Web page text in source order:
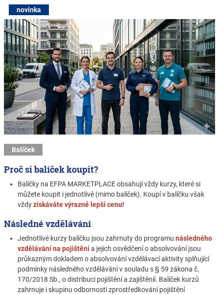
novinka
Balíček
Proč si balíček koupit?
Balíčky na EFPA MARKETPLACE obsahují vždy kurzy, které si
můžete koupit i jednotlivě (mimo balíček). Koupí v balíčku však
vždyzískáváte výrazně lepší cenu!
Následné vzdělávání
Jednotlivé kurzy balíčku jsou zahrnuty do programu následného
vzdělávání na pojištěnía jejich osvědčení o absolvování jsou
průkazným dokladem o absolvování vzdělávací aktivity splňující
podmínky následného vzdělávání v souladu s § 59 zákona č.
170/2018 Sb., o distribuci pojištění a zajištěníí. Balíček kurzů
zahrnuje i skupinu odbornosti zprostředkování pojištění